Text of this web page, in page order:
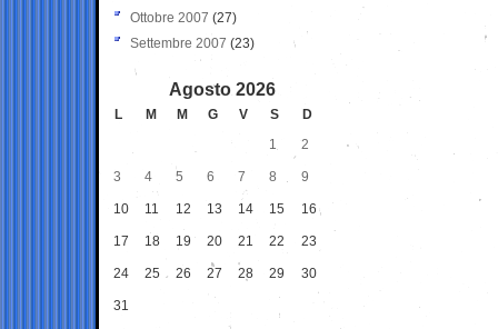
Ottobre 2007 (27)
Settembre 2007 (23)
Agosto 2026
L M M G V S
D
1
2
3 4 5 6 7 8 9
10 11 12 13 14 15 16
17 18 19 20 21 22 23
24 25 26 27 28 29 30
31